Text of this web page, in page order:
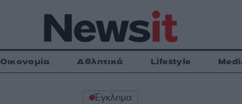
Οικονομία Αθλητικά Lifestyle
Έγκλημα